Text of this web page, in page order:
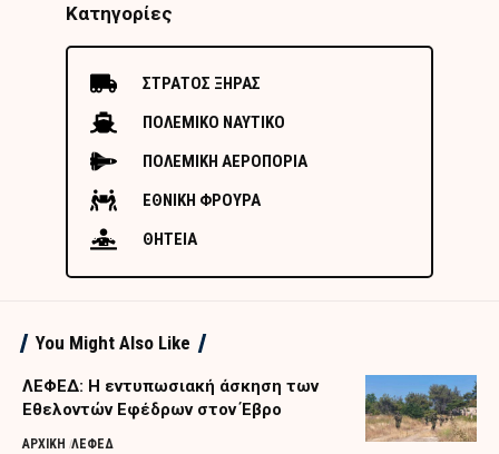
Κατηγορίες
ΣΤΡΑΤΟΣ ΞΗΡΑΣ
ΠΟΛΕΜΙΚΟ ΝΑΥΤΙΚΟ
ΠΟΛΕΜΙΚΗ ΑΕΡΟΠΟΡΙΑ
ΕΘΝΙΚΗ ΦΡΟΥΡΑ
ΘΗΤΕΙΑ
You Might Also Like
ΛΕΦΕΔ: Η εντυπωσιακή άσκηση των
Εθελοντών Εφέδρων στον Έβρο
ΑΡΧΙΚΗ ΛΕΦΕΔ